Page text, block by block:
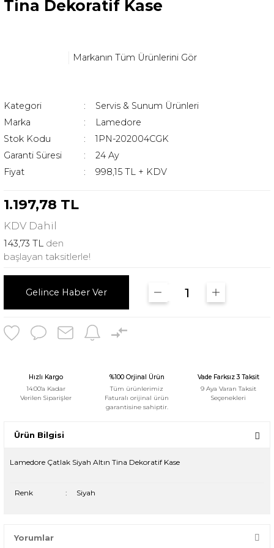
Tina Dekoratif Kase
Markanın Tüm Ürünlerini Gör
Kategori
Servis & Sunum Ürünleri
Marka
Lamedore
Stok Kodu
1PN-202004CGK
Garanti Süresi
24 Ay
Fiyat
998,15 TL + KDV
1.197,78 TL
KDV Dahil
143,73 TL den
başlayan taksitlerle!
Gelince Haber Ver
Hızlı Kargo
14:00'a Kadar
Verilen Siparişler
%100 Orjinal Ürün
Tüm ürünlerimiz
Faturalı orijinal ürün
garantisine sahiptir.
Vade Farksız 3 Taksit
9 Aya Varan Taksit
Seçenekleri
Ürün Bilgisi
Lamedore Çatlak Siyah Altın Tina Dekoratif Kase
Renk : Siyah
Yorumlar